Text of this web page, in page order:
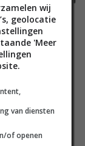
wij
geolocatie
'Meer
van diensten
of openen